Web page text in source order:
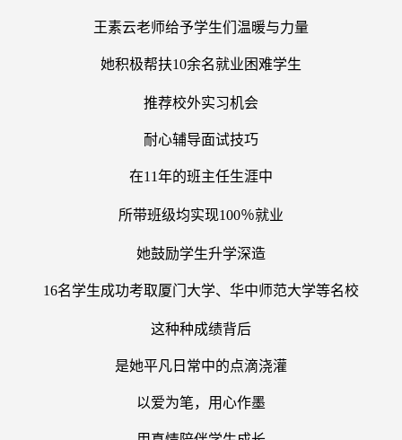
王素云老师给予学生们温暖与力量
她积极帮扶10余名就业困难学生
推荐校外实习机会
耐心辅导面试技巧
在11年的班主任生涯中
所带班级均实现100％就业
她鼓励学生升学深造
16名学生成功考取厦门大学、华中师范大学等名校
这种种成绩背后
是她平凡日常中的点滴浇灌
以爱为笔，用心作墨